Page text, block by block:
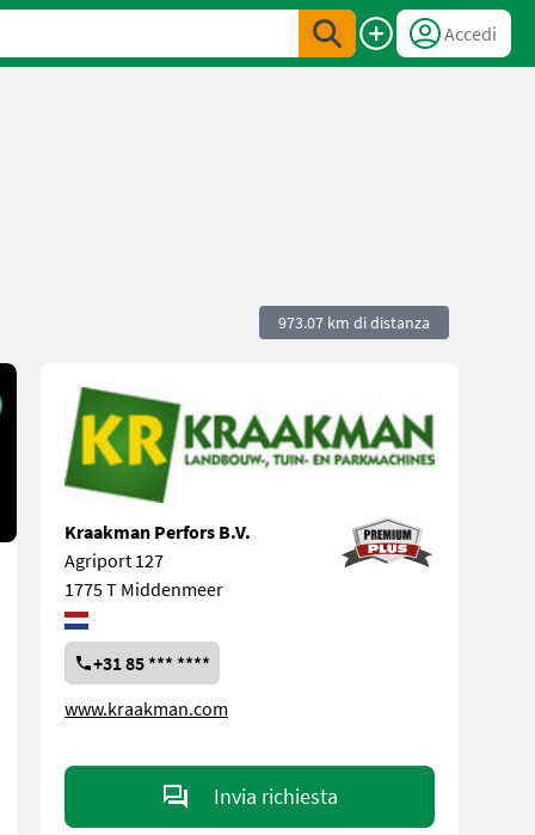
Accedi
973.07 km di distanza
Kraakman Perfors B.V.
Agriport 127
1775 T Middenmeer
+31 85 *** ****
www.kraakman.com
Invia richiesta